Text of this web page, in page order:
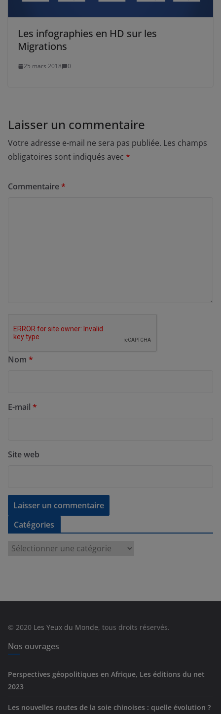
Les infographies en HD sur les
Migrations
25 mars 2018 0
Laisser un commentaire
Votre adresse e-mail ne sera pas publiée. Les champs
obligatoires sont indiqués avec *
Commentaire*
Nom *
E-mail *
Site web
Catégories
e
© 2020 Les Yeux du Monde, tous droits réservés.
Nos ouvrages
Perspectives géopolitiques en Afrique, Les éditions du net
2023
Les nouvelles routes de la soie chinoises : quelle évolution ?